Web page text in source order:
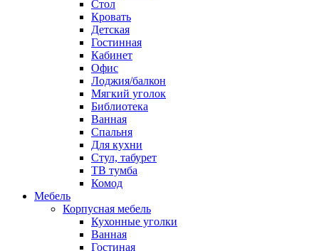
Стол
Кровать
Детская
Гостинная
Кабинет
Офис
Лоджия/балкон
Мягкий уголок
Библиотека
Ванная
Спальня
Для кухни
Стул, табурет
ТВ тумба
Комод
Мебель
Корпусная мебель
Кухонные уголки
Ванная
Гостиная